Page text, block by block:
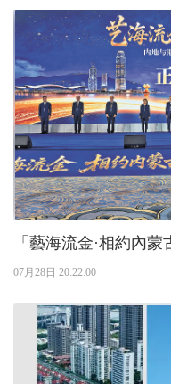
「藝海流金·相約內
07月28日 20:22:00